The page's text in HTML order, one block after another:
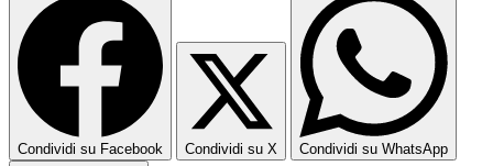
Condividi su Facebook Condividi su X Condividi su WhatsApp